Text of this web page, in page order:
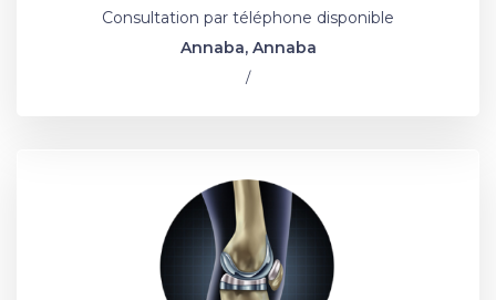
Consultation par téléphone disponible
Annaba, Annaba
/